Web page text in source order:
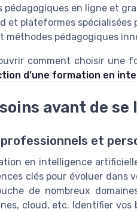
pédagogiques en ligne et
et plateformes
méthodes pédagogiques
comment choisir une
d’une formation en
avant de se
et
en intelligence
clés pour évoluer dans
de nombreux
cloud, etc. Identifier